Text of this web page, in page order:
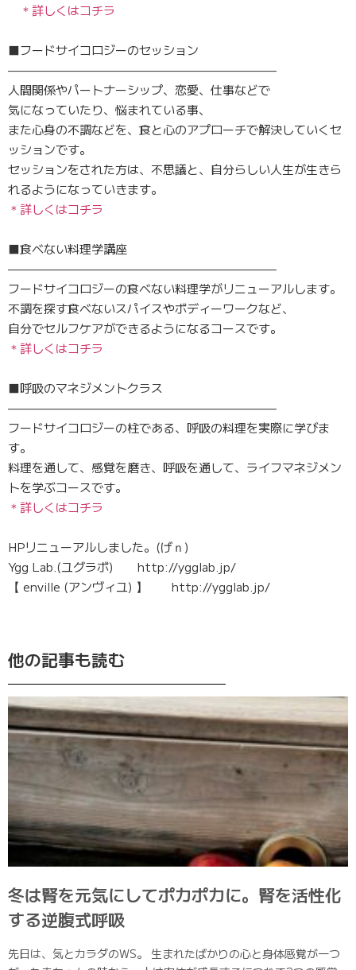
＊詳しくはコチラ
■フードサイコロジーのセッション
——————————————————————–
人間関係やパートナーシップ、恋愛、仕事などで
気になっていたり、悩まれている事、
また心身の不調などを、食と心のアプローチで解決していくセ
ッションです。
セッションをされた方は、不思議と、自分らしい人生が生きら
れるようになっていきます。
＊詳しくはコチラ
■食べない料理学講座
——————————————————————–
フードサイコロジーの食べない料理学がリニューアルします。
不調を探す食べないスパイスやボディーワークなど、
自分でセルフケアができるようになるコースです。
＊詳しくはコチラ
■呼吸のマネジメントクラス
——————————————————————–
フードサイコロジーの柱である、呼吸の料理を実際に学びま
す。
料理を通して、感覚を磨き、呼吸を通して、ライフマネジメン
トを学ぶコースです。
＊詳しくはコチラ
HPリニューアルしました。(げｎ)
Ygg Lab.(ユグラボ) http://ygglab.jp/
【 enville (アンヴィユ) 】 http://ygglab.jp/
他の記事も読む
冬は腎を元気にしてポカポカに。腎を活性化
する逆腹式呼吸
先日は、気とカラダのWS。 生まれたばかりの心と身体感覚が一つ